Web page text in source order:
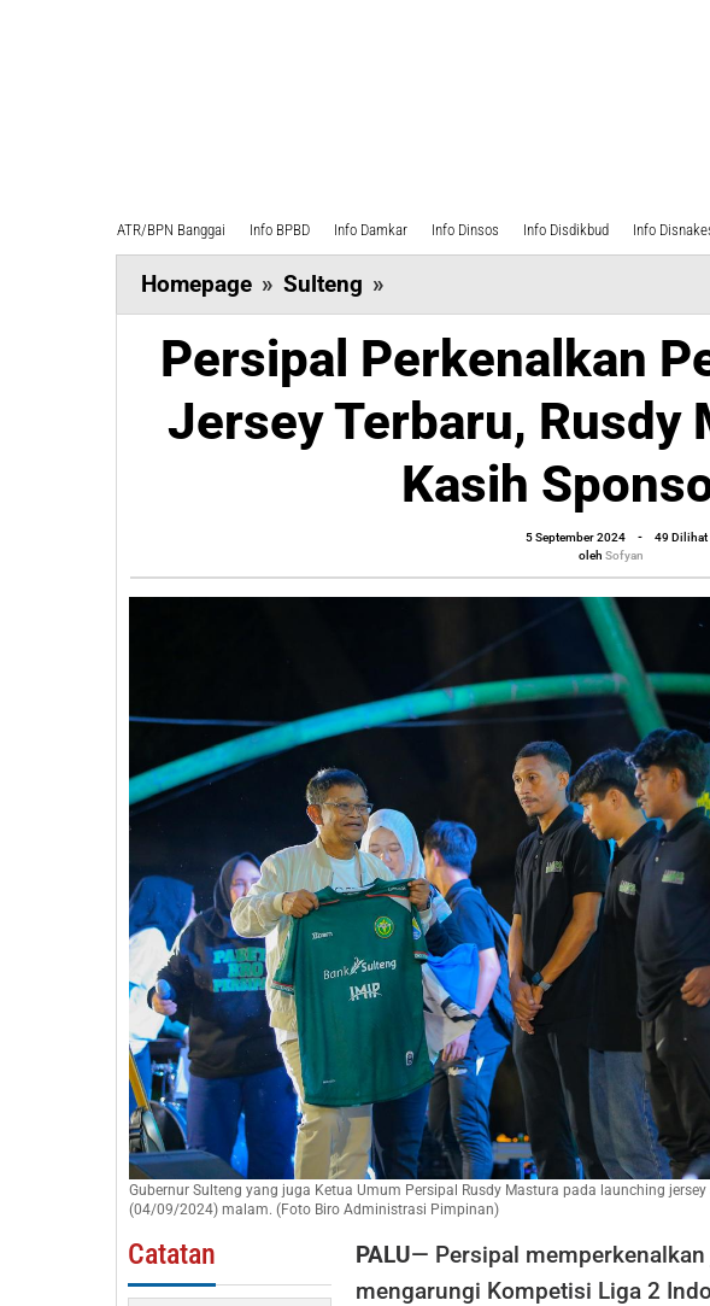
ATR/BPN Banggai Info BPBD Info Damkar Info Dinsos Info Disdikbud Info
Homepage » Sulteng »
Perkenalkan
Pemain
Anyar
dan
Terbaru,
Terima
Sponsorship
Persipal Perkenalkan
Jersey Terbaru, Rusdy
Kasih
5 September 2024
oleh
Sofyan
-
49 Dilihat
oleh Sofyan
Gubernur Sulteng yang juga Ketua Umum Persipal Rusdy Mastura pada launching
(04/09/2024) malam. (Foto Biro Administrasi Pimpinan)
Catatan PALU— Persipal
mengarungi Kompetisi Liga 2